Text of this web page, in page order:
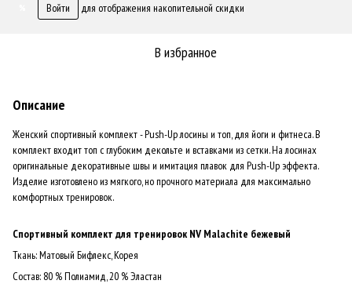
Войти для отображения накопительной скидки
В избранное
Описание
Женский спортивный комплект - Push-Up лосины и топ, для йоги и фитнеса. В
комплект входит топ с глубоким декольте и вставками из сетки. На лосинах
оригинальные декоративные швы и имитация плавок для Push-Up эффекта.
Изделие изготовлено из мягкого, но прочного материала для максимально
комфортных тренировок.
Спортивный комплект для тренировок NV Malachite бежевый
Ткань: Матовый Бифлекс, Корея
Состав: 80 % Полиамид, 20 % Эластан